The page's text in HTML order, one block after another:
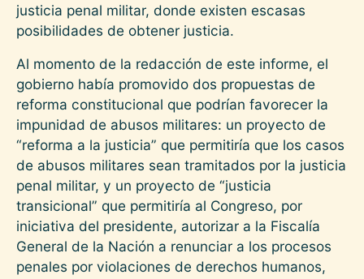
justicia penal militar, donde existen escasas
posibilidades de obtener justicia.
Al momento de la redacción de este informe, el
gobierno había promovido dos propuestas de
reforma constitucional que podrían favorecer la
impunidad de abusos militares: un proyecto de
“reforma a la justicia” que permitiría que los casos
de abusos militares sean tramitados por la justicia
penal militar, y un proyecto de “justicia
transicional” que permitiría al Congreso, por
iniciativa del presidente, autorizar a la Fiscalía
General de la Nación a renunciar a los procesos
penales por violaciones de derechos humanos,